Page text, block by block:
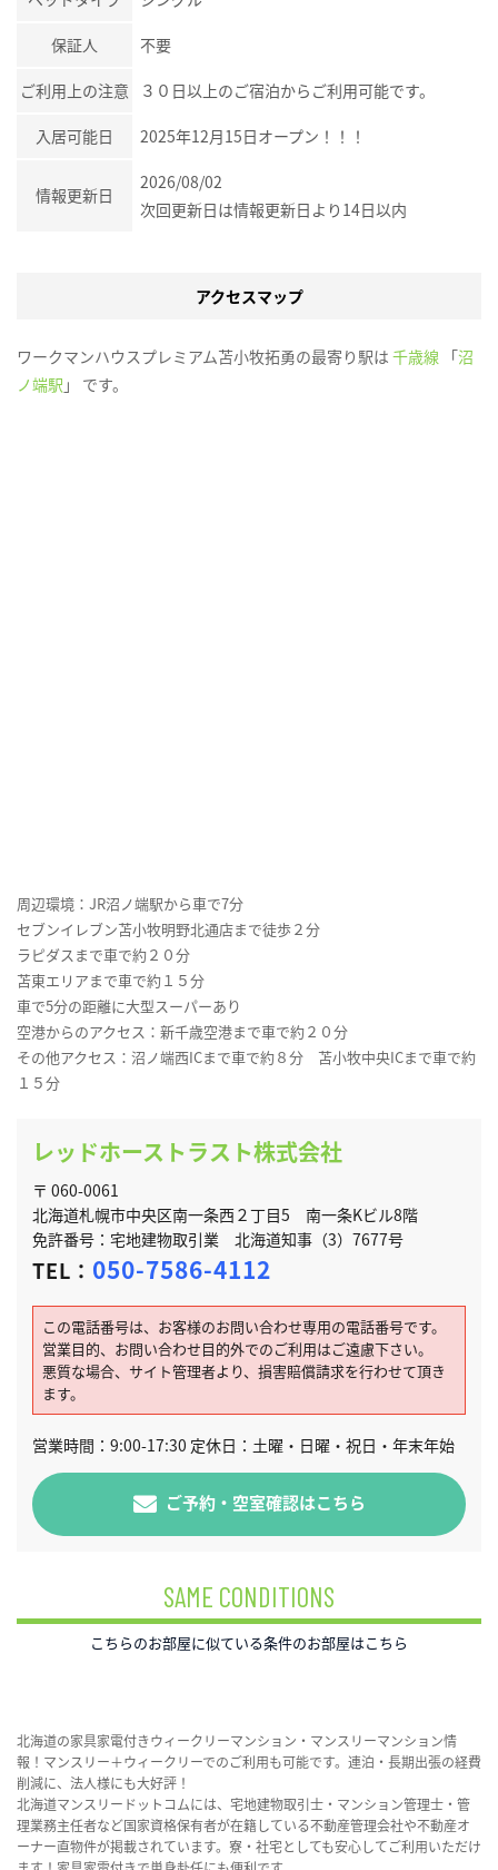
保証人 不要
ご利用上の注意 ３０日以上のご宿泊からご利用可能です。
入居可能日 2025年12月15日オープン！！！
情報更新日
2026/08/02
次回更新日は情報更新日より14日以内
アクセスマップ
ワークマンハウスプレミアム苫小牧拓勇の最寄り駅は 千歳線 「沼
ノ端駅 」 です。
周辺環境：JR沼ノ端駅から車で7分
セブンイレブン苫小牧明野北通店まで徒歩２分
ラピダスまで車で約２０分
苫東エリアまで車で約１５分
車で5分の距離に大型スーパーあり
空港からのアクセス：新千歳空港まで車で約２０分
その他アクセス：沼ノ端西ICまで車で約８分 苫小牧中央ICまで車で約
１５分
レッドホーストラスト株式会社
〒 060-0061
北海道札幌市中央区南一条西２丁目5 南一条Kビル8階
免許番号：宅地建物取引業 北海道知事（3）7677号
TEL： 050-7586-4112
この電話番号は、お客様のお問い合わせ専用の電話番号です。
営業目的、お問い合わせ目的外でのご利用はご遠慮下さい。
悪質な場合、サイト管理者より、損害賠償請求を行わせて頂き
ます。
営業時間：9:00-17:30 定休日：土曜・日曜・祝日・年末年始
ご予約・空室確認はこちら
SAME CONDITIONS
こちらのお部屋に似ている条件のお部屋はこちら
北海道の家具家電付きウィークリーマンション・マンスリーマンション情
報！マンスリー＋ウィークリーでのご利用も可能です。連泊・長期出張の経費
削減に、法人様にも大好評！
北海道マンスリードットコムには、宅地建物取引士・マンション管理士・管
理業務主任者など国家資格保有者が在籍している不動産管理会社や不動産オ
ーナー直物件が掲載されています。寮・社宅としても安心してご利用いただけ